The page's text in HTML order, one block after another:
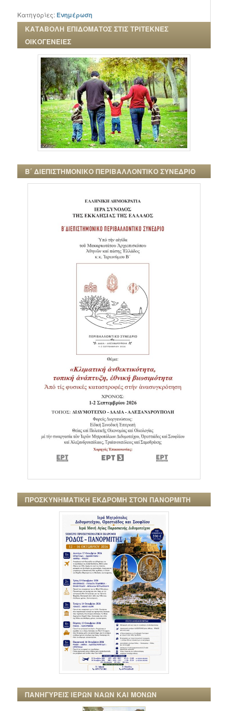
Κατηγορίες: Ενημέρωση
ΚΑΤΑΒΟΛΗ ΕΠΙΔΟΜΑΤΟΣ ΣΤΙΣ ΤΡΙΤΕΚΝΕΣ
ΟΙΚΟΓΕΝΕΙΕΣ
Β΄ ΔΙΕΠΙΣΤΗΜΟΝΙΚΟ ΠΕΡΙΒΑΛΛΟΝΤΙΚΟ ΣΥΝΕΔΡΙΟ
ΠΡΟΣΚΥΝΗΜΑΤΙΚΗ ΕΚΔΡΟΜΗ ΣΤΟΝ ΠΑΝΟΡΜΙΤΗ
ΠΑΝΗΓΥΡΕΙΣ ΙΕΡΩΝ ΝΑΩΝ ΚΑΙ ΜΟΝΩΝ